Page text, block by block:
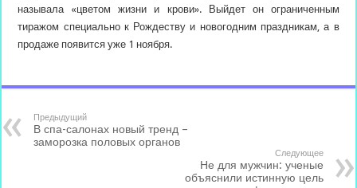
называла «цветом жизни и крови». Выйдет он ограниченным
тиражом специально к Рождеству и новогодним праздникам, а в
продаже появится уже 1 ноября.
Предыдущий
В спа-салонах новый тренд –
заморозка половых органов
Следующее
Не для мужчин: ученые
объяснили истинную цель